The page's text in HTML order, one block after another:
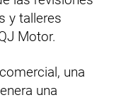
y talleres
Motor.
una
una